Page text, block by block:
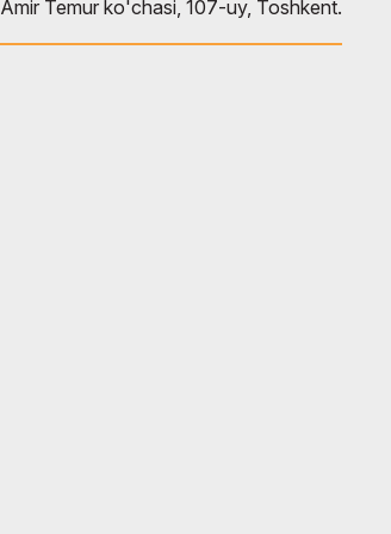
Amir Temur ko'chasi, 107-uy, Toshkent.